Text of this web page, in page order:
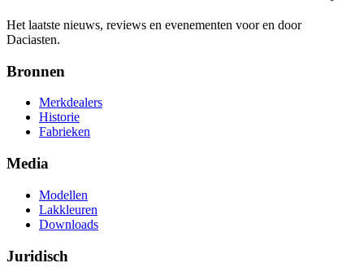
Het laatste nieuws, reviews en evenementen voor en door
Daciasten.
Bronnen
Merkdealers
Historie
Fabrieken
Media
Modellen
Lakkleuren
Downloads
Juridisch